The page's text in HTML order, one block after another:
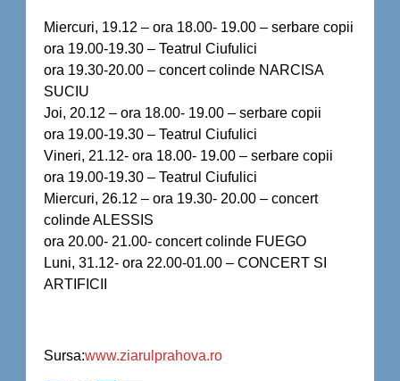
Miercuri, 19.12 – ora 18.00- 19.00 – serbare copii
ora 19.00-19.30 – Teatrul Ciufulici
ora 19.30-20.00 – concert colinde NARCISA
SUCIU
Joi, 20.12 – ora 18.00- 19.00 – serbare copii
ora 19.00-19.30 – Teatrul Ciufulici
Vineri, 21.12- ora 18.00- 19.00 – serbare copii
ora 19.00-19.30 – Teatrul Ciufulici
Miercuri, 26.12 – ora 19.30- 20.00 – concert
colinde ALESSIS
ora 20.00- 21.00- concert colinde FUEGO
Luni, 31.12- ora 22.00-01.00 – CONCERT SI
ARTIFICII
Sursa:www.ziarulprahova.ro